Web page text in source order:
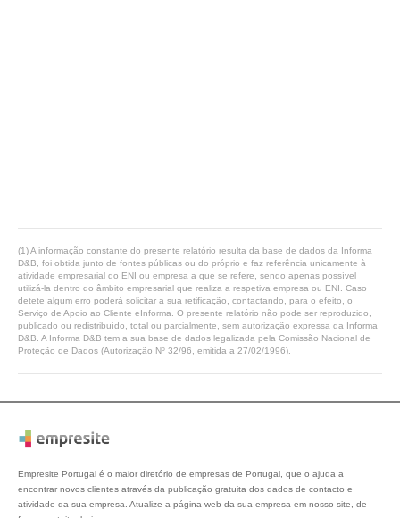
(1) A informação constante do presente relatório resulta da base de dados da Informa
D&B, foi obtida junto de fontes públicas ou do próprio e faz referência unicamente à
atividade empresarial do ENI ou empresa a que se refere, sendo apenas possível
utilizá-la dentro do âmbito empresarial que realiza a respetiva empresa ou ENI. Caso
detete algum erro poderá solicitar a sua retificação, contactando, para o efeito, o
Serviço de Apoio ao Cliente eInforma. O presente relatório não pode ser reproduzido,
publicado ou redistribuído, total ou parcialmente, sem autorização expressa da Informa
D&B. A Informa D&B tem a sua base de dados legalizada pela Comissão Nacional de
Proteção de Dados (Autorização Nº 32/96, emitida a 27/02/1996).
Empresite Portugal é o maior diretório de empresas de Portugal, que o ajuda a
encontrar novos clientes através da publicação gratuita dos dados de contacto e
atividade da sua empresa. Atualize a página web da sua empresa em nosso site, de